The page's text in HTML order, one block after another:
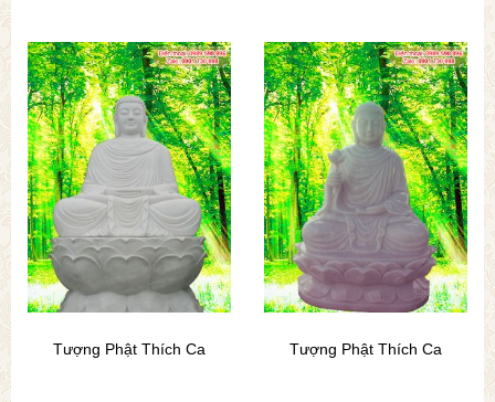
Tượng Phật Thích Ca Tượng Phật Thích Ca